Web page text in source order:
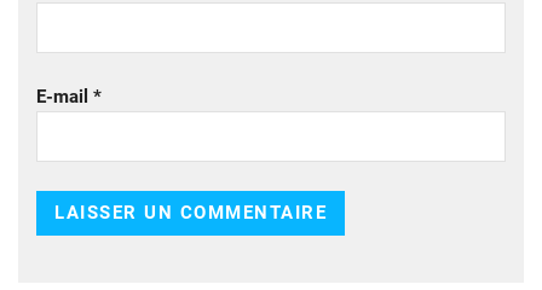
E-mail *